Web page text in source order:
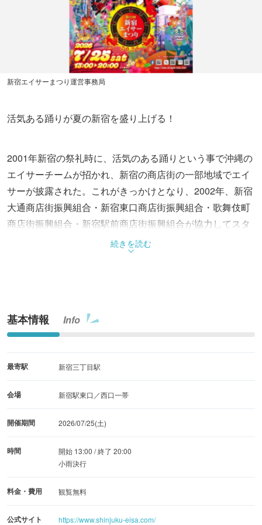
新宿エイサーまつり運営事務局
活気ある踊りが夏の新宿を盛り上げる！
2001年新宿の祭礼時に、活気のある踊りという事で沖縄の
エイサーチームが招かれ、新宿の商店街の一部地域でエイ
サーが披露された。これがきっかけとなり、2002年、新宿
大通商店街振興組合・新宿東口商店街振興組合・歌舞伎町
商店街振興組合・新宿駅前商店街振興組合が協力してスタ
ートしたイベント。沖縄をはじめ数多くのエイサーチーム
が出場し、各会場で演武を披露する。
続きを読む
基本情報 Info
最寄駅 新宿三丁目駅
会場 新宿駅東口／西口一帯
開催期間 2026/07/25(土)
時間
開始 13:00 / 終了 20:00
小雨決行
料金・費用 観覧無料
公式サイト https://www.shinjuku-eisa.com/